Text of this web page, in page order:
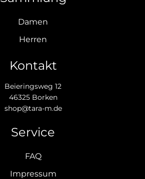
Damen
Herren
Kontakt
Beieringsweg 12
46325 Borken
shop@tara-m.de
Service
FAQ
Impressum